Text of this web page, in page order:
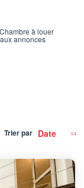
à louer
annonces
Trier par